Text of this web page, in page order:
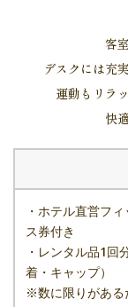
客
デスクには充
運動もリラ
快
・ホテル直営フ
ス券付き
・レンタル品1回
着・キャップ）
※数に限りがある